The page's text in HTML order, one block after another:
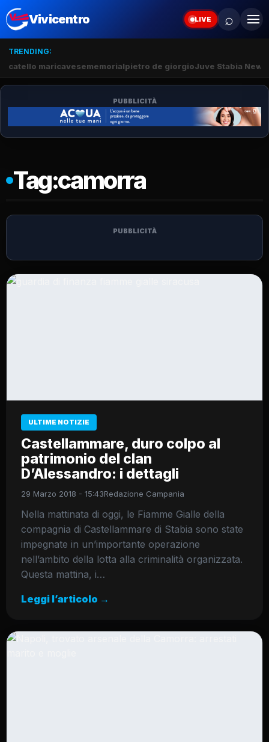
Vivicentro LIVE ⌕
TRENDING:
catello maricavesememorialpietro de giorgioJuve Stabia News
PUBBLICITÀ
Tag:camorra
PUBBLICITÀ
ULTIME NOTIZIE
Castellammare, duro colpo al
patrimonio del clan
D’Alessandro: i dettagli
29 Marzo 2018 - 15:43Redazione Campania
Nella mattinata di oggi, le Fiamme Gialle della
compagnia di Castellammare di Stabia sono state
impegnate in un’importante operazione
nell’ambito della lotta alla criminalità organizzata.
Questa mattina, i…
Leggi l’articolo →